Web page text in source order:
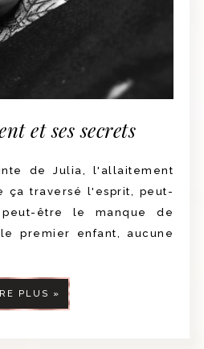
et ses secrets
de Julia, l'allaitement
ça traversé l'esprit, peut-
être le manque de
premier enfant, aucune
PLUS »